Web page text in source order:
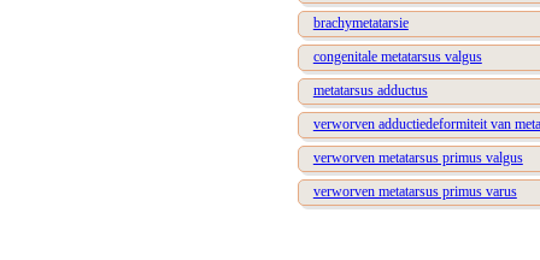
brachymetatarsie
congenitale metatarsus valgus
metatarsus adductus
verworven adductiedeformiteit van
verworven metatarsus primus valgus
verworven metatarsus primus varus